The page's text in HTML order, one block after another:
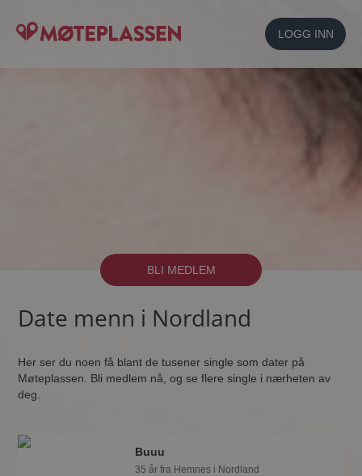
LOGG INN
BLI MEDLEM
Date menn i Nordland
Her ser du noen få blant de tusener single som dater på
Møteplassen. Bli medlem nå, og se flere single i nærheten av
deg.
Buuu
35 år fra Hemnes i Nordland